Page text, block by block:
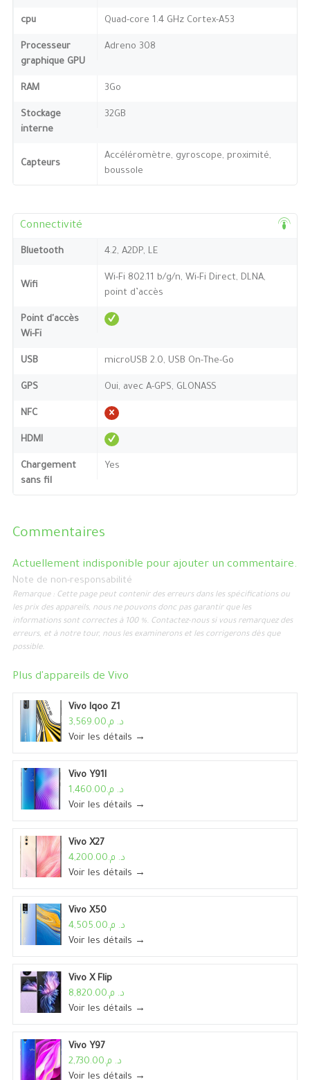
cpu Quad-core 1.4 GHz Cortex-A53
Processeur
graphique GPU
Adreno 308
RAM 3Go
Stockage
interne
32GB
Capteurs
Accéléromètre, gyroscope, proximité,
boussole
Connectivité
Bluetooth 4.2, A2DP, LE
Wifi
Wi-Fi 802.11 b/g/n, Wi-Fi Direct, DLNA,
point d’accès
Point d'accès
Wi-Fi
USB microUSB 2.0, USB On-The-Go
GPS Oui, avec A-GPS, GLONASS
NFC
HDMI
Chargement
sans fil
Yes
Commentaires
Actuellement indisponible pour ajouter un commentaire.
Note de non-responsabilité
Remarque : Cette page peut contenir des erreurs dans les spécifications ou
les prix des appareils, nous ne pouvons donc pas garantir que les
informations sont correctes à 100 %. Contactez-nous si vous remarquez des
erreurs, et à notre tour, nous les examinerons et les corrigerons dès que
possible.
Plus d'appareils de Vivo
Vivo Iqoo Z1
د. م.3,569.00
Voir les détails →
Vivo Y91I
د. م.1,460.00
Voir les détails →
Vivo X27
د. م.4,200.00
Voir les détails →
Vivo X50
د. م.4,505.00
Voir les détails →
Vivo X Flip
د. م.8,820.00
Voir les détails →
Vivo Y97
د. م.2,730.00
Voir les détails →